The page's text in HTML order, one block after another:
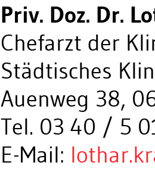
Priv. Doz. Dr.
Chefarzt der
Städtisches
Auenweg 38,
Tel. 03 40 / 5
E-Mail: